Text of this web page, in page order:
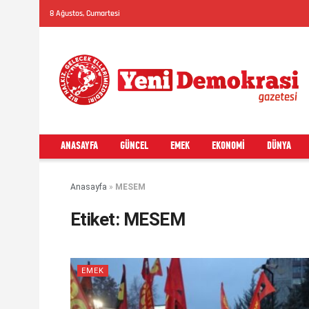
8 Ağustos, Cumartesi
ANASAYFA GÜNCEL EMEK EKONOMI DÜNYA
Anasayfa » MESEM
Etiket: MESEM
EMEK